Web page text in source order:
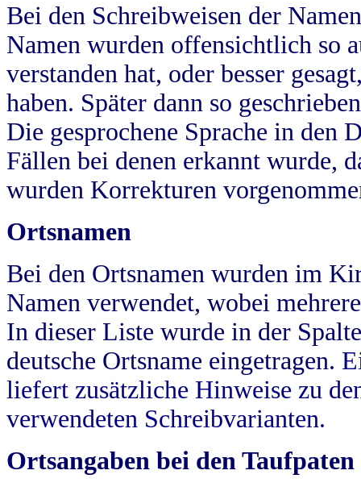
Bei den Schreibweisen der
Namen wurden offensichtlich so
verstanden hat, oder besser
haben. Später dann so
Die gesprochene Sprache in
Fällen bei denen erkannt wurde,
wurden Korrekturen
Ortsnamen
Bei den Ortsnamen wurden im
Namen verwendet, wobei
In dieser Liste wurde in der
deutsche Ortsname eingetragen.
liefert zusätzliche Hinweise zu
verwendeten Schreibvarianten.
Ortsangaben bei den Taufpaten